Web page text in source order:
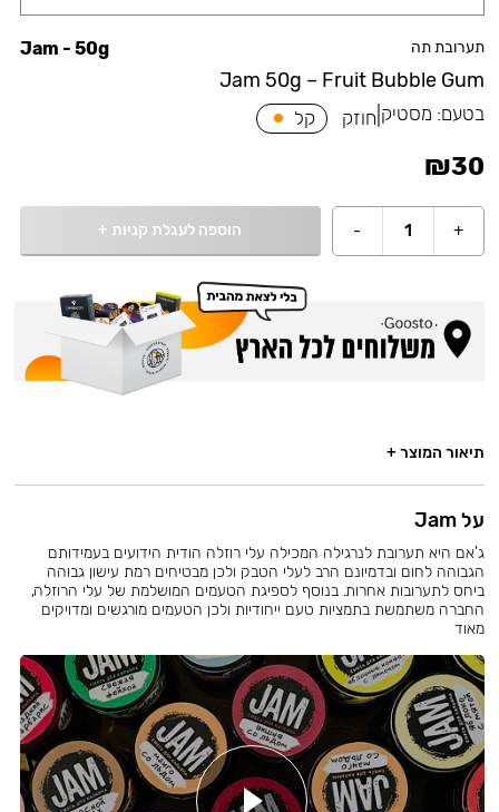
תערובת תה
Jam 50g – Fruit Bubble Gum
Jam - 50g
בטעם: מסטיק חוזק קל
₪30
+
1
- הוספה לעגלת קניות +
תיאור המוצר +
על Jam
ג'אם היא תערובת לנרגילה המכילה עלי רוזלה הודית הידועים בעמידותם
הגבוהה לחום ובדמיונם הרב לעלי הטבק ולכן מבטיחים רמת עישון גבוהה
ביחס לתערובות אחרות. בנוסף לספיגת הטעמים המושלמת של עלי הרוזלה,
החברה משתמשת בתמציות טעם ייחודיות ולכן הטעמים מורגשים ומדויקים
מאוד